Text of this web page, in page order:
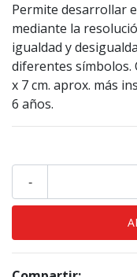
Permite desarrollar
mediante la
igualdad y
diferentes símbolos.
x 7 cm. aprox. más
6 años.
-